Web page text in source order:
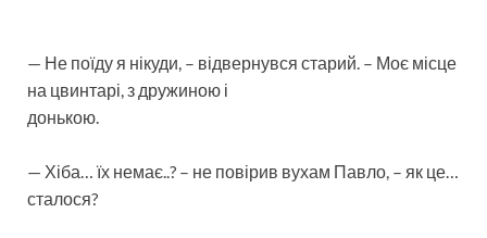
— Не поїду я нікуди, – відвернувся старий. – Моє місце
на цвинтарі, з дружиною і
донькою.
— Хіба… їх немає..? – не повірив вухам Павло, – як це…
сталося?